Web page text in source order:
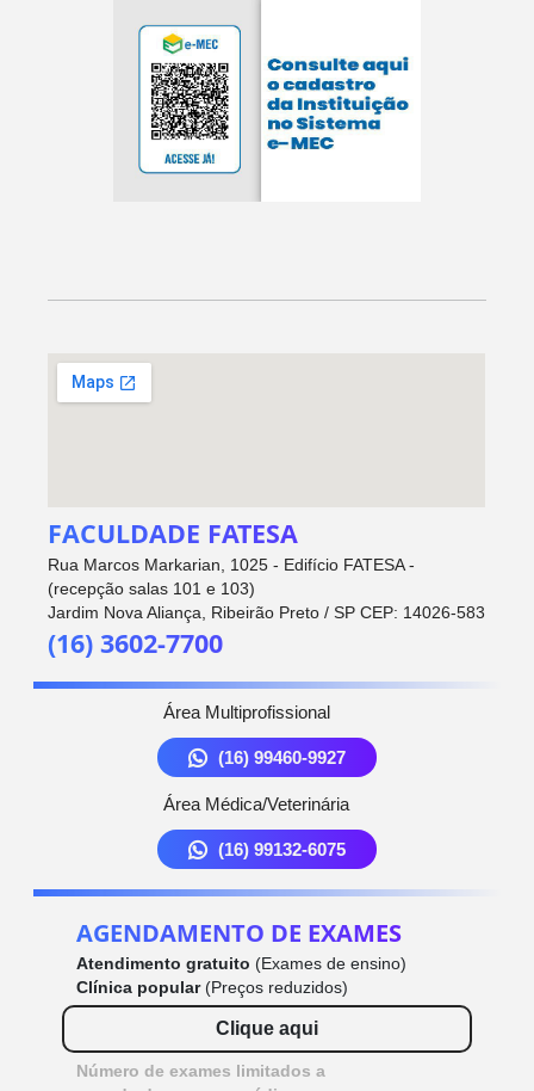
FACULDADE FATESA
Rua Marcos Markarian, 1025 - Edifício FATESA -
(recepção salas 101 e 103)
Jardim Nova Aliança, Ribeirão Preto / SP CEP: 14026-583
(16) 3602-7700
Área Multiprofissional
(16) 99460-9927
Área Médica/Veterinária
(16) 99132-6075
AGENDAMENTO DE EXAMES
Atendimento gratuito (Exames de ensino)
Clínica popular(Preços reduzidos)
Clique aqui
Número de exames limitados a